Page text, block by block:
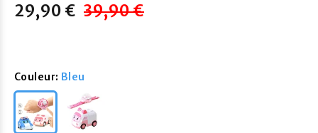
29,90 € 39,90 €
Couleur: Bleu